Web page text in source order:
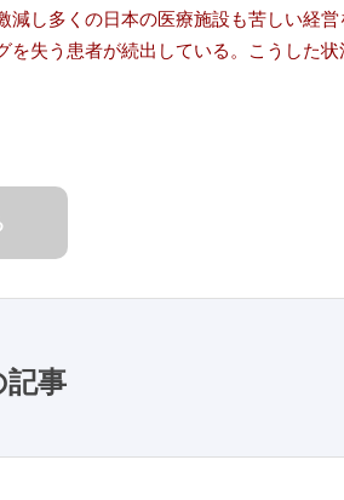
し多くの日本の医療施設も苦しい経
失う患者が続出している。こうした
事